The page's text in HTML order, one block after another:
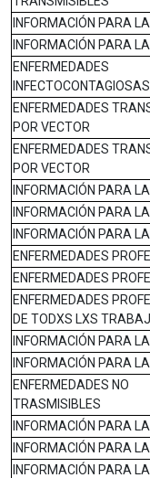
INFORMACIÓN PARA
INFORMACIÓN PARA
ENFERMEDADES
INFECTOCONTAGIOSAS
ENFERMEDADES
POR VECTOR
ENFERMEDADES
POR VECTOR
INFORMACIÓN PARA
INFORMACIÓN PARA
INFORMACIÓN PARA
ENFERMEDADES
ENFERMEDADES
ENFERMEDADES
DE TODXS LXS
INFORMACIÓN PARA
INFORMACIÓN PARA
ENFERMEDADES NO
TRASMISIBLES
INFORMACIÓN PARA
INFORMACIÓN PARA
INFORMACIÓN PARA